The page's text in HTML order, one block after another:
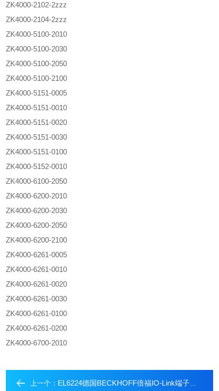
ZK4000-2102-2zzz
ZK4000-2104-2zzz
ZK4000-5100-2010
ZK4000-5100-2030
ZK4000-5100-2050
ZK4000-5100-2100
ZK4000-5151-0005
ZK4000-5151-0010
ZK4000-5151-0020
ZK4000-5151-0030
ZK4000-5151-0100
ZK4000-5152-0010
ZK4000-6100-2050
ZK4000-6200-2010
ZK4000-6200-2030
ZK4000-6200-2050
ZK4000-6200-2100
ZK4000-6261-0005
ZK4000-6261-0010
ZK4000-6261-0020
ZK4000-6261-0030
ZK4000-6261-0100
ZK4000-6261-0200
ZK4000-6700-2010
上一个： EL6224德国BECKHOFF倍福IO-Link端子模块